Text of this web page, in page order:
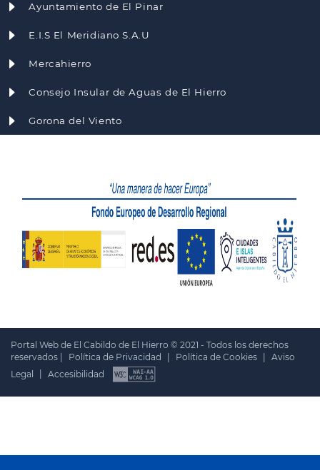
Ayuntamiento de El Pinar
E.I.S El Meridiano S.A.U
Mercahierro
Consejo Insular de Aguas de El Hierro
Gorona del Viento
Portal Web de El Cabildo de El Hierro © 2021 - Todos los derechos
reservados |
Política de Privacidad Política de Cookies
Aviso
Legal
Accesibilidad